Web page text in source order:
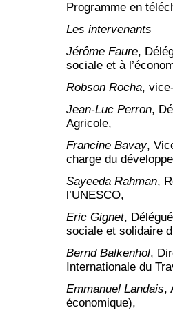
Programme en
Les intervenants
Jérôme Faure,
sociale et à
Robson Rocha,
Jean-Luc Perron,
Agricole,
Francine Bavay,
charge du
Sayeeda Rahman,
l’UNESCO,
Eric Gignet,
sociale et solidaire
Bernd Balkenhol,
Internationale du
Emmanuel Landais,
économique),